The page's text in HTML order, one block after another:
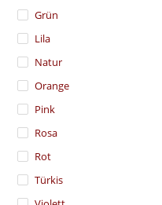
Grün
Lila
Natur
Orange
Pink
Rosa
Rot
Türkis